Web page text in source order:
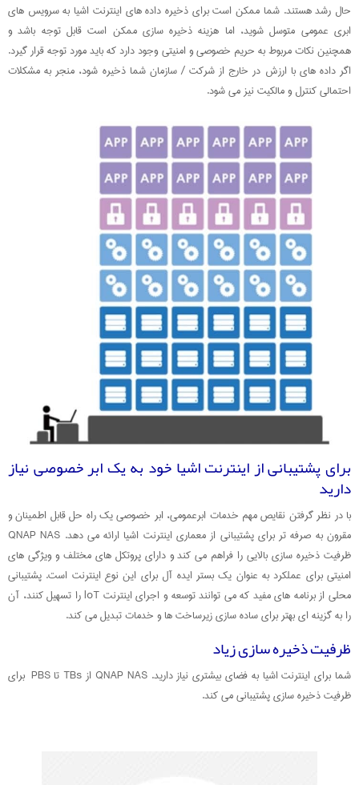
حال رشد هستند. شما ممکن است برای ذخیره داده های اینترنت اشیا به سرویس های
ابری عمومی متوسل شوید، اما هزینه ذخیره سازی ممکن است قابل توجه باشد و
همچنین نکات مربوط به حریم خصوصی و امنیتی وجود دارد که باید مورد توجه قرار گیرد.
اگر داده های با ارزش در خارج از شرکت / سازمان شما ذخیره شود، منجر به مشکلات
احتمالی کنترل و مالکیت نیز می شود.
برای پشتیبانی از اینترنت اشیا خود به یک ابر خصوصی نیاز
دارید
با در نظر گرفتن نقایص مهم خدمات ابرعمومی، ابر خصوصی یک راه حل قابل اطمینان و
مقرون به صرفه تر برای پشتیبانی از معماری اینترنت اشیا ارائه می دهد. QNAP NAS
ظرفیت ذخیره سازی بالایی را فراهم می کند و دارای پروتکل های مختلف و ویژگی های
امنیتی برای عملکرد به عنوان یک بستر ایده آل برای این نوع اینترنت است. پشتیبانی
محلی از برنامه های مفید که می توانند توسعه و اجرای اینترنت loT را تسهیل کنند، آن
را به گزینه ای بهتر برای ساده سازی زیرساخت ها و خدمات تبدیل می کند.
ظرفیت ذخیره سازی زیاد
شما برای اینترنت اشیا به فضای بیشتری نیاز دارید. QNAP NAS از TBs تا PBS برای
ظرفیت ذخیره سازی پشتیبانی می کند.